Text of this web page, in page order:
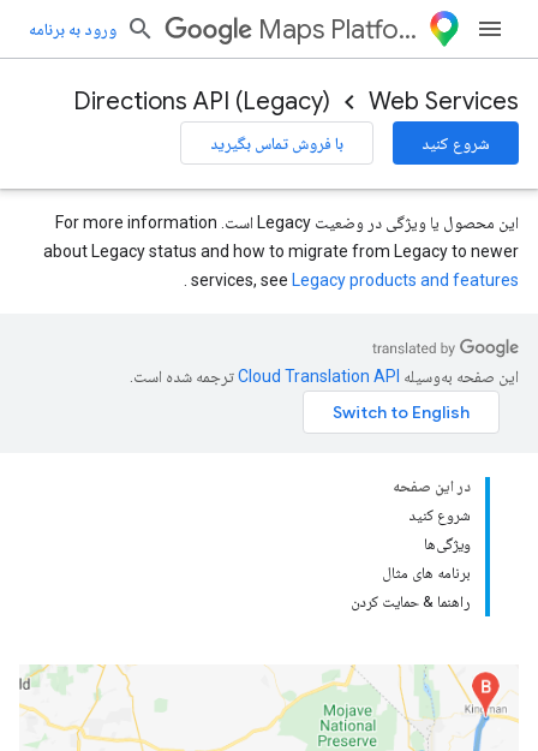
Maps Platform ورود به برنامه
Web Services
Directions API (Legacy)
شروع کنید با فروش تماس بگیرید
این محصول یا ویژگی در وضعیت Legacy است. For more information
about Legacy status and how to migrate from Legacy to newer
services, see Legacy products and features
این صفحه به‌وسیله ترجمه شده است.
در این صفحه
شروع کنید
ویژگی‌ها
برنامه های مثال
راهنما & حمایت کردن